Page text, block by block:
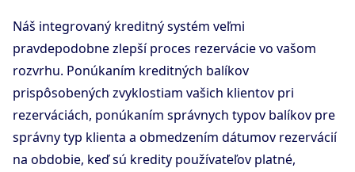
Náš integrovaný kreditný systém veľmi
pravdepodobne zlepší proces rezervácie vo vašom
rozvrhu. Ponúkaním kreditných balíkov
prispôsobených zvyklostiam vašich klientov pri
rezerváciách, ponúkaním správnych typov balíkov pre
správny typ klienta a obmedzením dátumov rezervácií
na obdobie, keď sú kredity používateľov platné,